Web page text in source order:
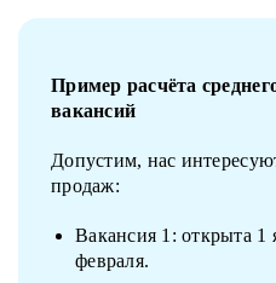
Пример расчёта
вакансий
Допустим, нас
продаж:
Вакансия 1: открыта 1
февраля.